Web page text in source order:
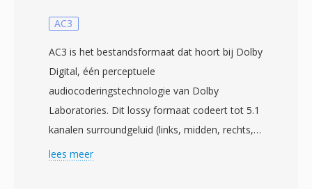
tekstweergave en foutcorrectiecodes (CIRC)
ondanks kleine krassen. Wanneer audio van
één cd wordt geript, wordt de resulterende
stroom vaak opgeslagen met de .cdda-extensie
als ruwe PCM voordat deze wordt
geconverteerd. Het meest voor de hand
liggende voordeel is het ongecomprimeerde,
AC3
AC3 is het bestandsformaat dat hoort bij Dolby
Digital, één perceptuele
audiocoderingstechnologie van Dolby
Laboratories. Dit lossy formaat codeert tot 5.1
kanalen surroundgeluid (links, midden, rechts,
links surround, rechts surround en LFE) in één
lees meer